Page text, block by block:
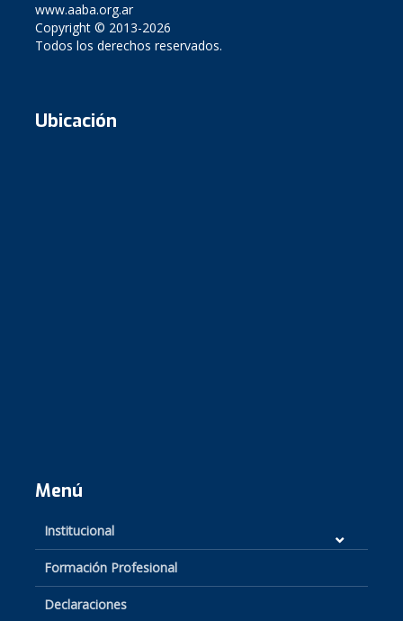
www.aaba.org.ar
Copyright © 2013-2026
Todos los derechos reservados.
Ubicación
Menú
Institucional
Formación Profesional
Declaraciones